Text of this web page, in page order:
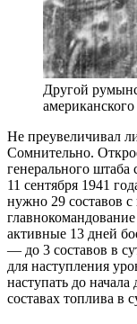
Другой
Не преувеличивал
Сомнительно.
генерального штаба
11 сентября 1941
нужно 29 составов
активные 13 дней
— до 3 составов в
для наступления
наступать до
составах топлива в